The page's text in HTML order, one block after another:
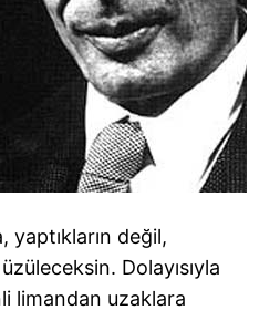
yaptıkların değil,
Dolayısıyla
limandan uzaklara